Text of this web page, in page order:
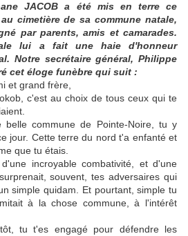
JACOB a été mis en terre ce
cimetière de sa commune natale,
par parents, amis et camarades.
lui a fait une haie d'honneur
Notre secrétaire général, Philippe
cet éloge funèbre qui suit :
et grand frère,
c'est au choix de tous ceux qui te
commune de Pointe-Noire, tu y
jour. Cette terre du nord t'a enfanté et
que tu étais.
incroyable combativité, et d'une
souvent, tes adversaires qui
simple quidam. Et pourtant, simple tu
à la chose commune, à l'intérêt
tu t'es engagé pour défendre les